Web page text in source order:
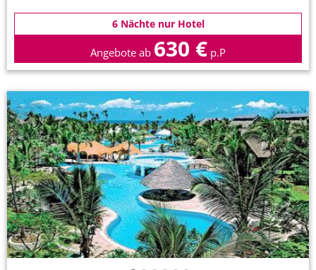
6 Nächte nur Hotel
Angebote ab 630 € p.P